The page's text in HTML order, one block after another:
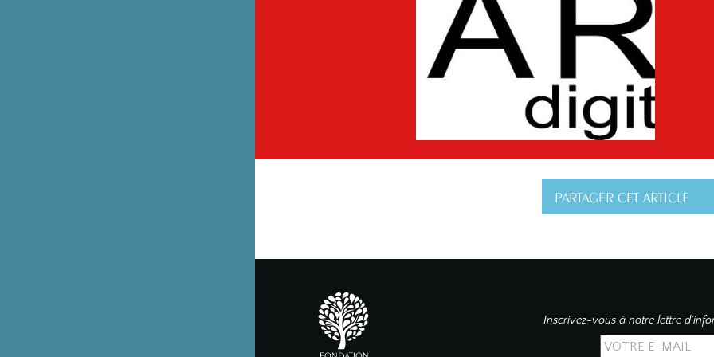
PARTAGER CET ARTICLE
Inscrivez-vous à notre lettre